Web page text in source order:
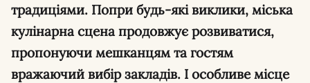
традиціями. Попри будь-які виклики, міська
кулінарна сцена продовжує розвиватися,
пропонуючи мешканцям та гостям
вражаючий вибір закладів. І особливе місце